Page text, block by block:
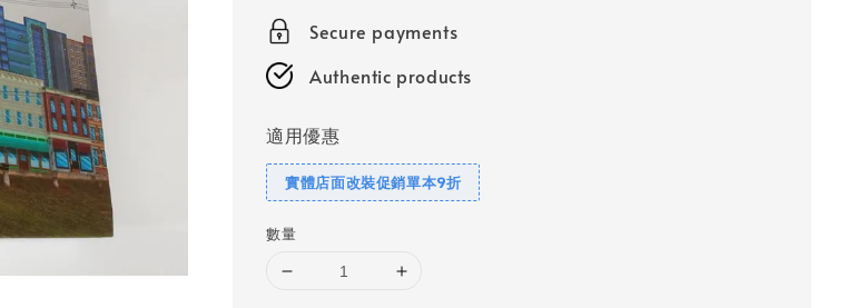
Secure payments
Authentic products
適用優惠
實體店面改裝促銷單本9折
數量